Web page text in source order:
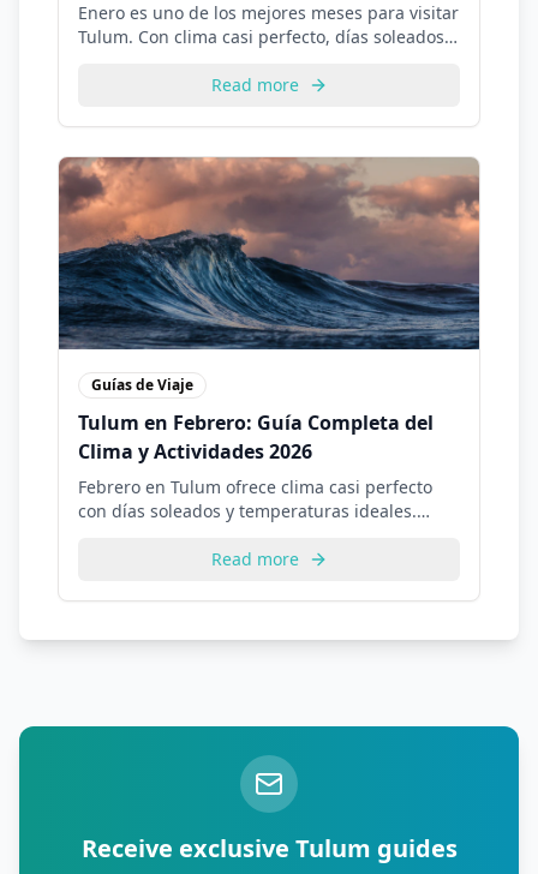
Enero es uno de los mejores meses para visitar
Tulum. Con clima casi perfecto, días soleados y
visitar Tulum en enero.
Read more
Guías de Viaje
Tulum en Febrero: Guía Completa del
Clima y Actividades 2026
Febrero en Tulum ofrece clima casi perfecto
con días soleados y temperaturas ideales.
las mejores actividades disponibles.
Read more
Receive exclusive Tulum guides